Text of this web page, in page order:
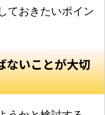
ておきたいポイン
ないことが大切